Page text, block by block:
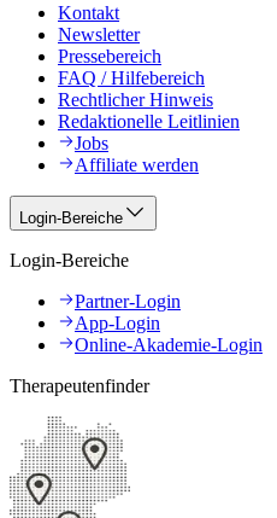
Kontakt
Newsletter
Pressebereich
FAQ / Hilfebereich
Rechtlicher Hinweis
Redaktionelle Leitlinien
Jobs
Affiliate werden
Login-Bereiche
Login-Bereiche
Partner-Login
App-Login
Online-Akademie-Login
Therapeutenfinder